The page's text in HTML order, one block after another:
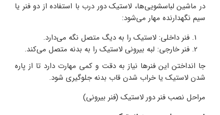
در ماشین لباسشویی‌ها، لاستیک دور درب با استفاده از دو فنر یا
سیم نگهدارنده مهار می‌شود:
فنر داخلی: لاستیک را به دیگ متصل نگه می‌دارد.
فنر خارجی: لبه بیرونی لاستیک را به بدنه متصل می‌کند.
جا انداختن این فنرها نیاز به دقت و کمی مهارت دارد تا از پاره
شدن لاستیک یا خراب شدن قاب بدنه جلوگیری شود.
مراحل نصب فنر دور لاستیک (فنر بیرونی)